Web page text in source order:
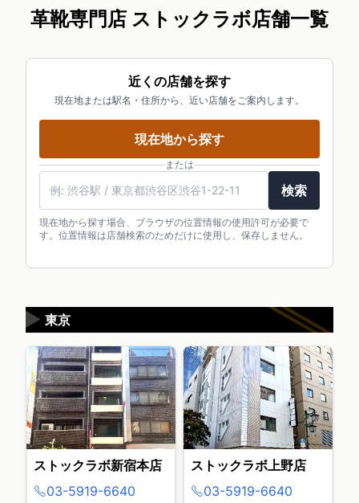
革靴専門店 ストックラボ店舗一覧
近くの店舗を探す
現在地または駅名・住所から、近い店舗をご案内します。
現在地から探す
または
検索
現在地から探す場合、ブラウザの位置情報の使用許可が必要で
す。位置情報は店舗検索のためだけに使用し、保存しません。
東京
▶
ストックラボ新宿本店
03-5919-6640
ストックラボ上野店
03-5919-6640